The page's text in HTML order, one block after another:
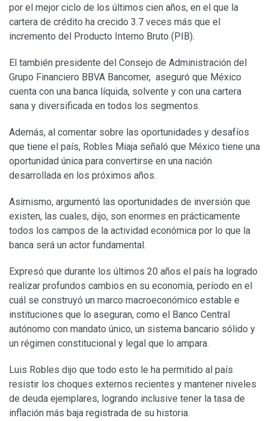
por el mejor ciclo de los últimos cien años, en el que la
cartera de crédito ha crecido 3.7 veces más que el
incremento del Producto Interno Bruto (PIB).
El también presidente del Consejo de Administración del
Grupo Financiero BBVA Bancomer, aseguró que México
cuenta con una banca líquida, solvente y con una cartera
sana y diversificada en todos los segmentos.
Además, al comentar sobre las oportunidades y desafíos
que tiene el país, Robles Miaja señaló que México tiene una
oportunidad única para convertirse en una nación
desarrollada en los próximos años.
Asimismo, argumentó las oportunidades de inversión que
existen, las cuales, dijo, son enormes en prácticamente
todos los campos de la actividad económica por lo que la
banca será un actor fundamental.
Expresó que durante los últimos 20 años el país ha logrado
realizar profundos cambios en su economía, período en el
cuál se construyó un marco macroeconómico estable e
instituciones que lo aseguran, como el Banco Central
autónomo con mandato único, un sistema bancario sólido y
un régimen constitucional y legal que lo ampara.
Luis Robles dijo que todo esto le ha permitido al país
resistir los choques externos recientes y mantener niveles
de deuda ejemplares, logrando inclusive tener la tasa de
inflación más baja registrada de su historia.